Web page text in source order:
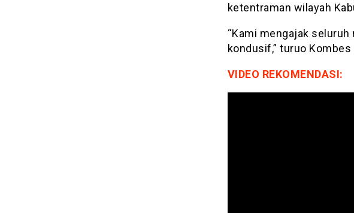
ketentraman wilayah
“Kami mengajak
kondusif,” turuo
VIDEO REKOMENDASI: